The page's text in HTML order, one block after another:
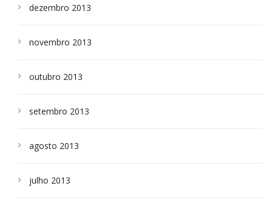
dezembro 2013
novembro 2013
outubro 2013
setembro 2013
agosto 2013
julho 2013